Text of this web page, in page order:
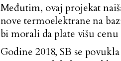
Međutim, ovaj projekat
nove termoelektrane na
bi morali da plate višu
Godine 2018, SB se